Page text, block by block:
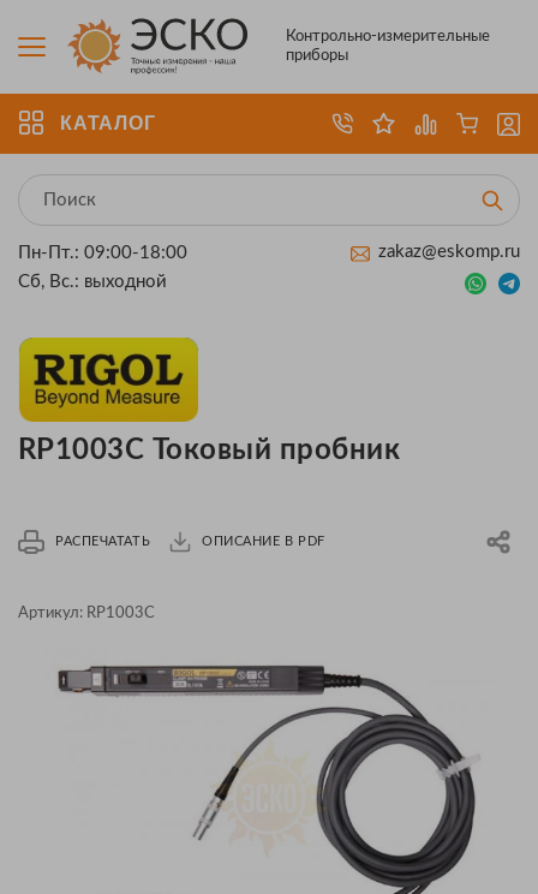
Контрольно-измерительные
приборы
КАТАЛОГ
Пн-Пт.: 09:00-18:00
Сб, Вс.: выходной
zakaz@eskomp.ru
RP1003C Токовый пробник
РАСПЕЧАТАТЬ ОПИСАНИЕ В PDF
Артикул: RP1003C